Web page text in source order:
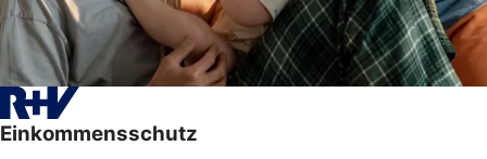
Einkommensschutz